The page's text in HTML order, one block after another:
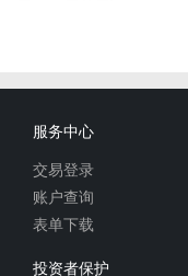
服务中心
交易登录
账户查询
表单下载
投资者保护